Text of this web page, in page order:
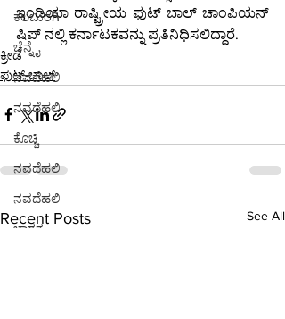
ಕಲಬುರಗಿ
ಚೆನ್ನೈ
ನವದೆಹಲಿ
ನವದೆಹಲಿ
ಕೊಚ್ಚಿ
ನವದೆಹಲಿ
ನವದೆಹಲಿ
ಭಾರತ
ಇಂಡಿಯಾ ರಾಷ್ಟ್ರೀಯ ಫುಟ್ ಬಾಲ್ ಚಾಂಪಿಯನ್
ಷಿಪ್ ನಲ್ಲಿ ಕರ್ನಾಟಕವನ್ನು ಪ್ರತಿನಿಧಿಸಲಿದ್ದಾರೆ.
ಕ್ರೀಡೆ
ಫುಟ್-ಬಾಲ್
Recent Posts See All